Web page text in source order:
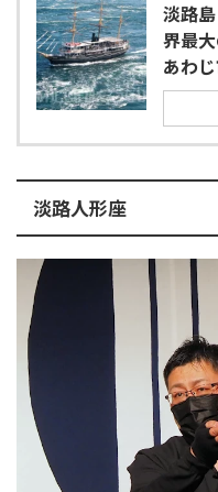
淡路
界最
あわじ
淡路人形座